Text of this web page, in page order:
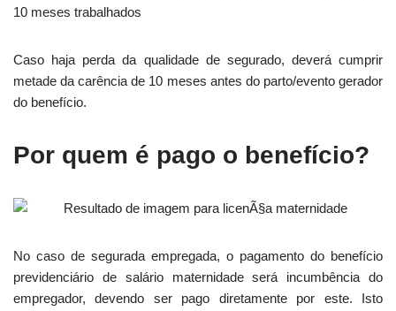
10 meses trabalhados
Caso haja perda da qualidade de segurado, deverá cumprir
metade da carência de 10 meses antes do parto/evento gerador
do benefício.
Por quem é pago o benefício?
No caso de segurada empregada, o pagamento do benefício
previdenciário de salário maternidade será incumbência do
empregador, devendo ser pago diretamente por este. Isto